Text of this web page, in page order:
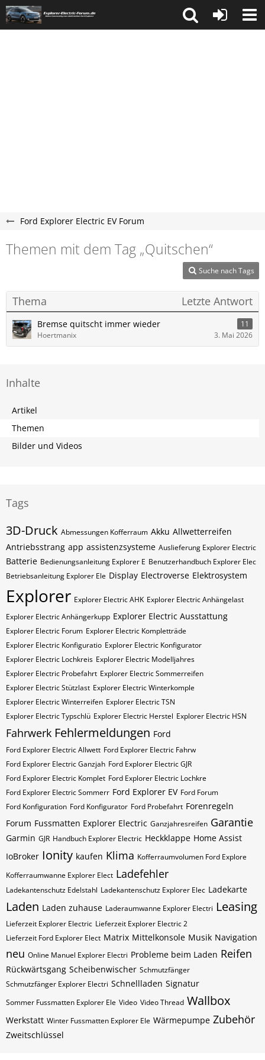
Ford Explorer Electric EV Forum
Themen mit dem Tag „Quitschen“
Suche nach Tags
Thema Letzte Antwort
Bremse quitscht immer wieder
11
Hoertmanix
3. Mai 2026
Inhalte
Artikel
Themen
Bilder und Videos
Tags
3D-Druck Abmessungen Kofferraum Akku Allwetterreifen
Antriebsstrang app assistenzsysteme Auslieferung Explorer Electric
Batterie Bedienungsanleitung Explorer E Benutzerhandbuch Explorer Elec
Betriebsanleitung Explorer Ele Display Electroverse Elektrosystem
Explorer Explorer Electric AHK Explorer Electric Anhängelast
Explorer Electric Anhängerkupp Explorer Electric Ausstattung
Explorer Electric Forum Explorer Electric Kompletträde
Explorer Electric Konfiguratio Explorer Electric Konfigurator
Explorer Electric Lochkreis Explorer Electric Modelljahres
Explorer Electric Probefahrt Explorer Electric Sommerreifen
Explorer Electric Stützlast Explorer Electric Winterkomple
Explorer Electric Winterreifen Explorer Electric​​​​ TSN
Explorer Electric​​​​ Typschlü Explorer Electric​​​​​ Herstel Explorer Electric​​​​​ HSN
Fahrwerk Fehlermeldungen Ford
Ford Explorer Electric Allwett Ford Explorer Electric Fahrw
Ford Explorer Electric Ganzjah Ford Explorer Electric GJR
Ford Explorer Electric Komplet Ford Explorer Electric Lochkre
Ford Explorer Electric Sommerr Ford Explorer EV Ford Forum
Ford Konfiguration Ford Konfigurator Ford Probefahrt Forenregeln
Forum Fussmatten Explorer Electric Ganzjahresreifen Garantie
Garmin GJR Handbuch Explorer Electric Heckklappe Home Assist
IoBroker Ionity kaufen Klima Kofferraumvolumen Ford Explore
Kofferraumwanne Explorer Elect Ladefehler
Ladekantenschutz Edelstahl Ladekantenschutz Explorer Elec Ladekarte
Laden Laden zuhause Laderaumwanne Explorer Electri Leasing
Lieferzeit Explorer Electric Lieferzeit Explorer Electric 2
Lieferzeit Ford Explorer Elect Matrix Mittelkonsole Musik Navigation
neu Online Manuel Explorer Electri Probleme beim Laden Reifen
Rückwärtsgang Scheibenwischer Schmutzfänger
Schmutzfänger Explorer Electri Schnellladen Signatur
Sommer Fussmatten Explorer Ele Video Video Thread Wallbox
Werkstatt Winter Fussmatten Explorer Ele Wärmepumpe Zubehör
Zweitschlüssel